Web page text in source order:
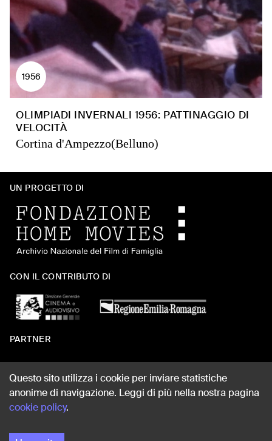
1956
OLIMPIADI INVERNALI 1956: PATTINAGGIO DI
VELOCITÀ
Cortina d'Ampezzo(Belluno)
UN PROGETTO DI
CON IL CONTRIBUTO DI
PARTNER
WEB DESIGN
Questo sito utilizza i cookie per inviare statistiche
anonime di navigazione. Leggi di più nella nostra pagina
cookie policy.